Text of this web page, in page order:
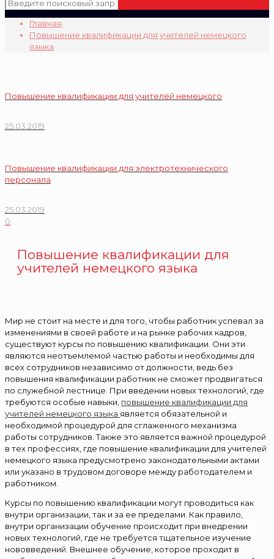
Главная
Повышение квалификации для учителей немецкого
языка
Повышение квалификации для учителей немецкого
25.03.2019
Повышение квалификации для электротехнического
персонала
25.03.2019
0
Повышение квалификации для
учителей немецкого языка
Мир не стоит на месте и для того, чтобы работник успевал за
изменениями в своей работе и на рынке рабочих кадров,
существуют курсы по повышению квалификации. Они эти
являются неотъемлемой частью работы и необходимы для
всех сотрудников независимо от должности, ведь без
повышения квалификации работник не сможет продвигаться
по служебной лестнице. При введении новых технологий, где
требуются особые навыки, повышение квалификации для
учителей немецкого языка является обязательной и
необходимой процедурой для сглаженного механизма
работы сотрудников. Также это является важной процедурой
в тех профессиях, где повышение квалификации для учителей
немецкого языка предусмотрено законодательными актами
или указано в трудовом договоре между работодателем и
работником.
Курсы по повышению квалификации могут проводиться как
внутри организации, так и за ее пределами. Как правило,
внутри организации обучение происходит при внедрении
новых технологий, где не требуется тщательное изучение
нововведений. Внешнее обучение, которое проходит в